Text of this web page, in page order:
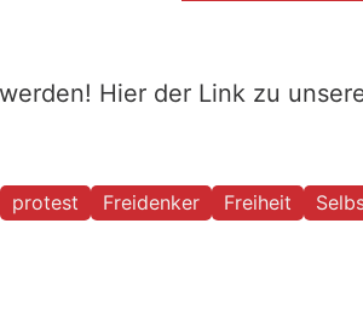
Hier der Link zu
protest Freidenker Freiheit